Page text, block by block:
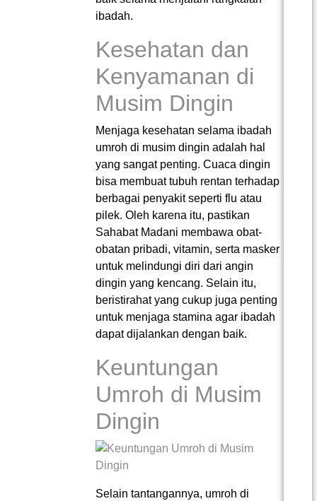
ibadah.
Kesehatan dan
Kenyamanan di
Musim Dingin
Menjaga kesehatan selama ibadah
umroh di musim dingin adalah hal
yang sangat penting. Cuaca dingin
bisa membuat tubuh rentan terhadap
berbagai penyakit seperti flu atau
pilek. Oleh karena itu, pastikan
Sahabat Madani membawa obat-
obatan pribadi, vitamin, serta masker
untuk melindungi diri dari angin
dingin yang kencang. Selain itu,
beristirahat yang cukup juga penting
untuk menjaga stamina agar ibadah
dapat dijalankan dengan baik.
Keuntungan
Umroh di Musim
Dingin
Selain tantangannya, umroh di